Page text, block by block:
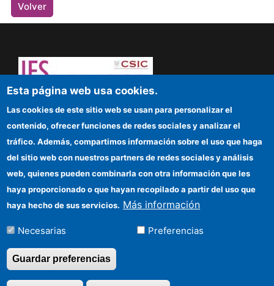
Volver
¡Atrévete a pensar! Sapere aude
IFS
Sede electrónica CSIC
Organismos financiadores
Cómo llegar
Información para proveedores
©Copyright 2026 Todos los derechos
Esta página web usa cookies.
Las cookies de este sitio web se usan para personalizar el
contenido, ofrecer funciones de redes sociales y analizar el
tráfico. Además, compartimos información sobre el uso que haga
del sitio web con nuestros partners de redes sociales y análisis
web, quienes pueden combinarla con otra información que les
haya proporcionado o que hayan recopilado a partir del uso que
haya hecho de sus servicios. Más información
Necesarias Preferencias
Guardar preferencias